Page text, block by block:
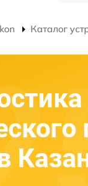
Каталог